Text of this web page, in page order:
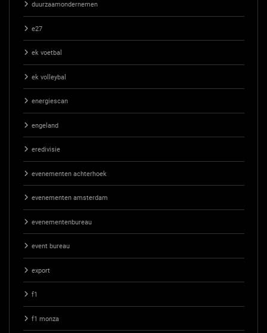
duurzaamondernemen
e27
ek voetbal
ek volleybal
energiescan
engeland
eredivisie
evenementen achterhoek
evenementen amsterdam
evenementenbureau
event bureau
export
f1
f1 monza